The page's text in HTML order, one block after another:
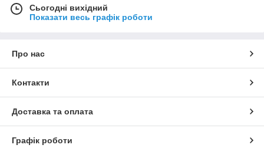
Сьогодні вихідний
Показати весь графік роботи
Про нас
Контакти
Доставка та оплата
Графік роботи